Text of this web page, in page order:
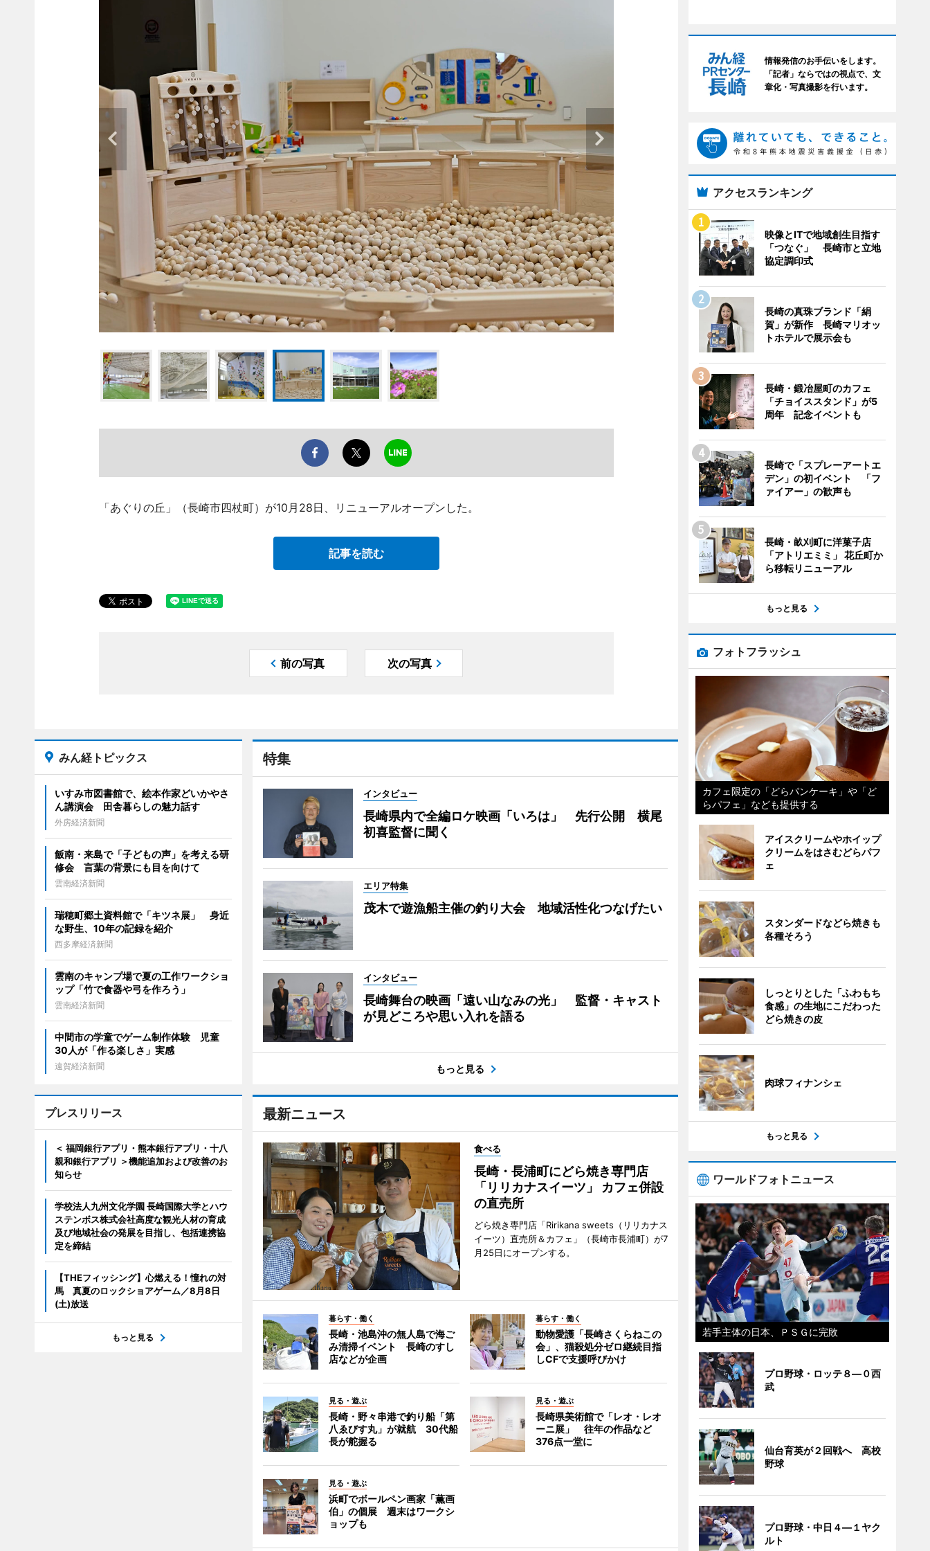
「あぐりの丘」（長崎市四杖町）が10月28日、リニューアルオープンした。
記事を読む
前の写真 次の写真
特集
インタビュー
長崎県内で全編ロケ映画「いろは」 先行公開 横尾
初喜監督に聞く
エリア特集
茂木で遊漁船主催の釣り大会 地域活性化つなげたい
インタビュー
長崎舞台の映画「遠い山なみの光」 監督・キャスト
が見どころや思い入れを語る
もっと見る
最新ニュース
食べる
長崎・長浦町にどら焼き専門店
「リリカナスイーツ」 カフェ併設
の直売所
どら焼き専門店「Ririkana sweets（リリカナス
イーツ）直売所＆カフェ」（長崎市長浦町）が7
月25日にオープンする。
暮らす・働く
長崎・池島沖の無人島で海ご
み清掃イベント 長崎のすし
店などが企画
暮らす・働く
動物愛護「長崎さくらねこの
会」、猫殺処分ゼロ継続目指
しCFで支援呼びかけ
見る・遊ぶ
長崎・野々串港で釣り船「第
八ゑびす丸」が就航 30代船
長が舵握る
見る・遊ぶ
長崎県美術館で「レオ・レオ
ーニ展」 往年の作品など
376点一堂に
見る・遊ぶ
浜町でボールペン画家「薫画
伯」の個展 週末はワークシ
ョップも
みん経トピックス
いすみ市図書館で、絵本作家どいかやさ
ん講演会 田舎暮らしの魅力話す
外房経済新聞
飯南・来島で「子どもの声」を考える研
修会 言葉の背景にも目を向けて
雲南経済新聞
瑞穂町郷土資料館で「キツネ展」 身近
な野生、10年の記録を紹介
西多摩経済新聞
雲南のキャンプ場で夏の工作ワークショ
ップ「竹で食器や弓を作ろう」
雲南経済新聞
中間市の学童でゲーム制作体験 児童
30人が「作る楽しさ」実感
遠賀経済新聞
プレスリリース
＜ 福岡銀行アプリ・熊本銀行アプリ・十八
親和銀行アプリ ＞機能追加および改善のお
知らせ
学校法人九州文化学園 長崎国際大学とハウ
ステンボス株式会社高度な観光人材の育成
及び地域社会の発展を目指し、包括連携協
定を締結
【THEフィッシング】心燃える！憧れの対
馬 真夏のロックショアゲーム／8月8日
(土)放送
もっと見る
情報発信のお手伝いをします。
「記者」ならではの視点で、文
章化・写真撮影を行います。
アクセスランキング
映像とITで地域創生目指す
「つなぐ」 長崎市と立地
協定調印式
長崎の真珠ブランド「絹
賀」が新作 長崎マリオッ
トホテルで展示会も
長崎・鍛冶屋町のカフェ
「チョイススタンド」が5
周年 記念イベントも
長崎で「スプレーアートエ
デン」の初イベント 「フ
ァイアー」の歓声も
長崎・畝刈町に洋菓子店
「アトリエミミ」 花丘町か
ら移転リニューアル
もっと見る
フォトフラッシュ
カフェ限定の「どらパンケーキ」や「ど
らパフェ」なども提供する
アイスクリームやホイップ
クリームをはさむどらパフ
ェ
スタンダードなどら焼きも
各種そろう
しっとりとした「ふわもち
食感」の生地にこだわった
どら焼きの皮
肉球フィナンシェ
もっと見る
ワールドフォトニュース
若手主体の日本、ＰＳＧに完敗
プロ野球・ロッテ８―０西
武
仙台育英が２回戦へ 高校
野球
プロ野球・中日４―１ヤク
ルト